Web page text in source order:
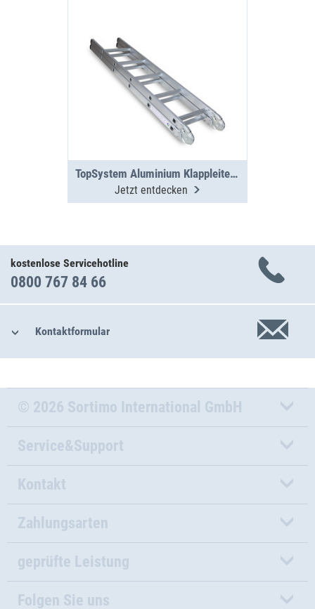
TopSystem Aluminium Klappleiter 3000 mm
Jetzt entdecken
kostenlose Servicehotline
0800 767 84 66
Kontaktformular
© 2026 Sortimo International GmbH
Service&Support
Kontakt
Zahlungsarten
geprüfte Leistung
Folgen Sie uns